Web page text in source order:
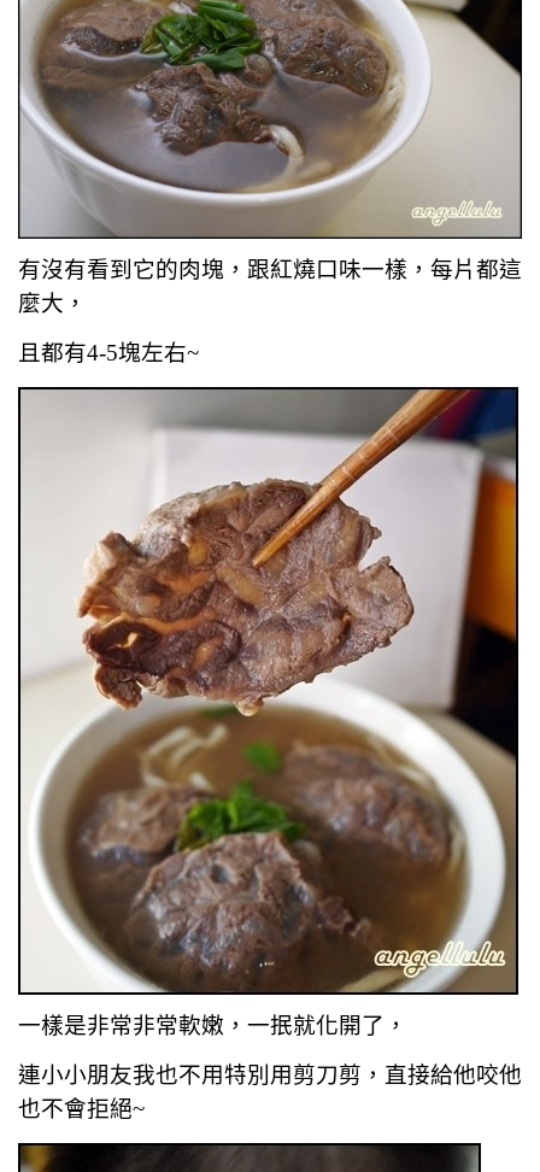
有沒有看到它的肉塊，跟紅燒口味一樣，每片都這
麼大，
且都有4-5塊左右~
一樣是非常非常軟嫩，一抿就化開了，
連小小朋友我也不用特別用剪刀剪，直接給他咬他
也不會拒絕~